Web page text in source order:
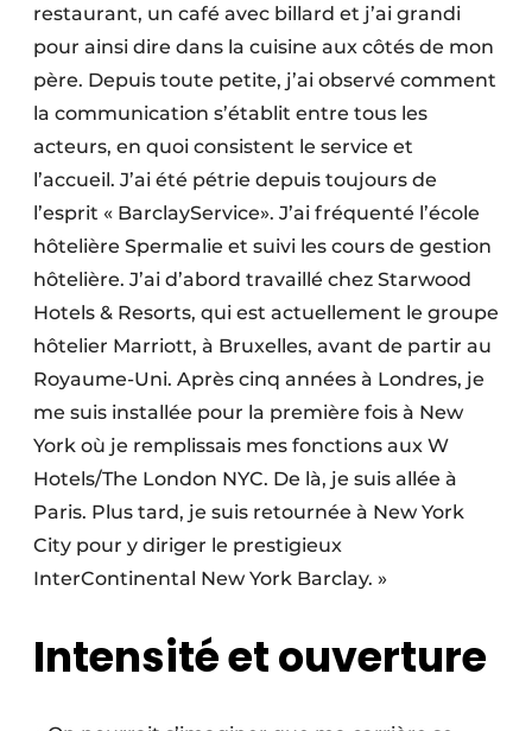
restaurant, un café avec billard et j’ai grandi
pour ainsi dire dans la cuisine aux côtés de mon
père. Depuis toute petite, j’ai observé comment
la communication s’établit entre tous les
acteurs, en quoi consistent le service et
l’accueil. J’ai été pétrie depuis toujours de
l’esprit « BarclayService». J’ai fréquenté l’école
hôtelière Spermalie et suivi les cours de gestion
hôtelière. J’ai d’abord travaillé chez Starwood
Hotels & Resorts, qui est actuellement le groupe
hôtelier Marriott, à Bruxelles, avant de partir au
Royaume-Uni. Après cinq années à Londres, je
me suis installée pour la première fois à New
York où je remplissais mes fonctions aux W
Hotels/The London NYC. De là, je suis allée à
Paris. Plus tard, je suis retournée à New York
City pour y diriger le prestigieux
InterContinental New York Barclay. »
Intensité et ouverture